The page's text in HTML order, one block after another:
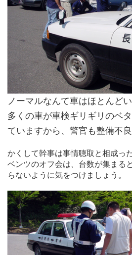
ノーマルなんて車はほとんどい
多くの車が車検ギリギリのベ
ていますから、警官も整備不良
かくして幹事は事情聴取と相成っ
ベンツのオフ会は、台数が集まる
らないように気をつけましょう。